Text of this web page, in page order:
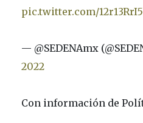
pic.twitter.com/
— @SEDENAmx
2022
Con información de